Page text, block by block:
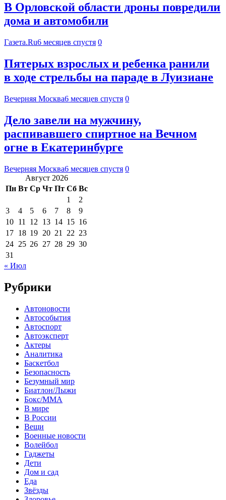
В Орловской области дроны повредили
дома и автомобили
Газета.Ru6 месяцев спустя 0
Пятерых взрослых и ребенка ранили
в ходе стрельбы на параде в Луизиане
Вечерняя Москва6 месяцев спустя 0
Дело завели на мужчину,
распивавшего спиртное на Вечном
огне в Екатеринбурге
Вечерняя Москва6 месяцев спустя 0
Август 2026
Пн Вт Ср Чт Пт Сб Вс
1
2
3
4 5 6 7 8
9
10 11 12 13 14 15 16
17 18 19 20 21 22 23
24 25 26 27 28 29 30
31
« Июл
Рубрики
Автоновости
Автособытия
Автоспорт
Автоэксперт
Актеры
Аналитика
Баскетбол
Безопасность
Безумный мир
Биатлон/Лыжи
Бокс/MMA
В мире
В России
Вещи
Военные новости
Волейбол
Гаджеты
Дети
Дом и сад
Еда
Звёзды